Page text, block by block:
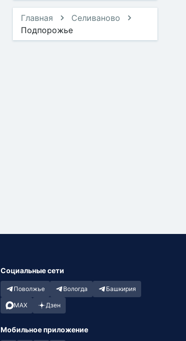
Главная
Селиваново
Подпорожье
Социальные сети
Поволжье Вологда Башкирия
MAX Дзен
Мобильное приложение